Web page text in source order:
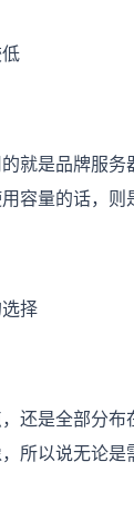
是品牌服务
容量的话，则
择
是全部分布
所以说无论